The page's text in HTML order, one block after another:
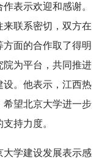
表示欢迎和感谢。
联系密切，双方在
面的合作取了得明
院为平台，共同推进
设。他表示，江西热
希望北京大学进一步
持力度。
大学建设发展表示感